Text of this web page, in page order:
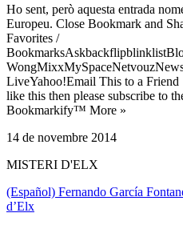
Ho sent, però aquesta entrada
Europeu. Close Bookmark and
Favorites /
LiveYahoo!Email This to a
like this then please subscribe to
Bookmarkify™ More »
14 de novembre 2014
MISTERI D'ELX
(Español) Fernando García
d’Elx